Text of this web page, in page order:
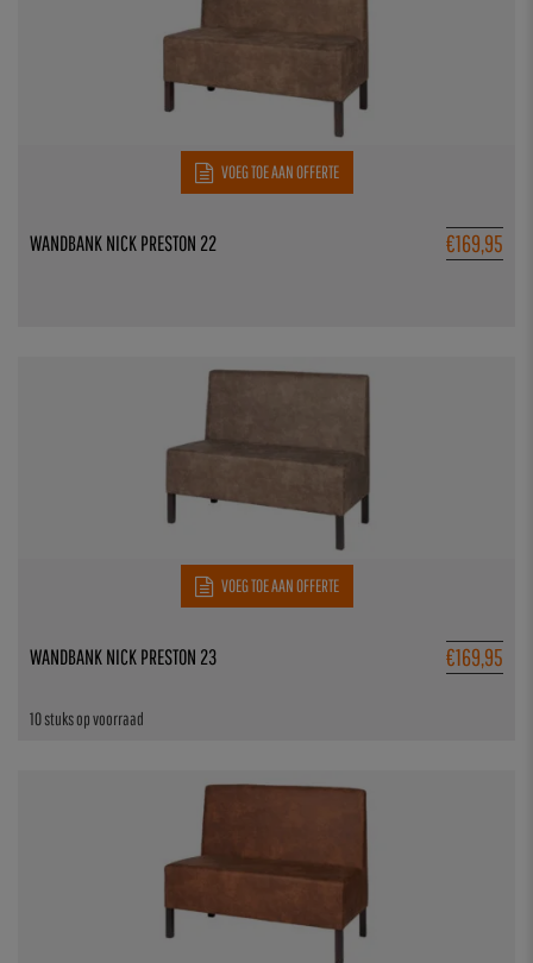
VOEG TOE AAN OFFERTE
€169,95
WANDBANK NICK PRESTON 22
VOEG TOE AAN OFFERTE
€169,95
10 stuks op voorraad
WANDBANK NICK PRESTON 23